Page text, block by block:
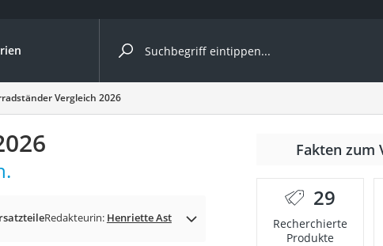
Vergleiche nach Kategorie
cm
Vergleich 2026
Redakteurin: Henriette Ast
Fakten zum
29
Recherchierte
Produkte